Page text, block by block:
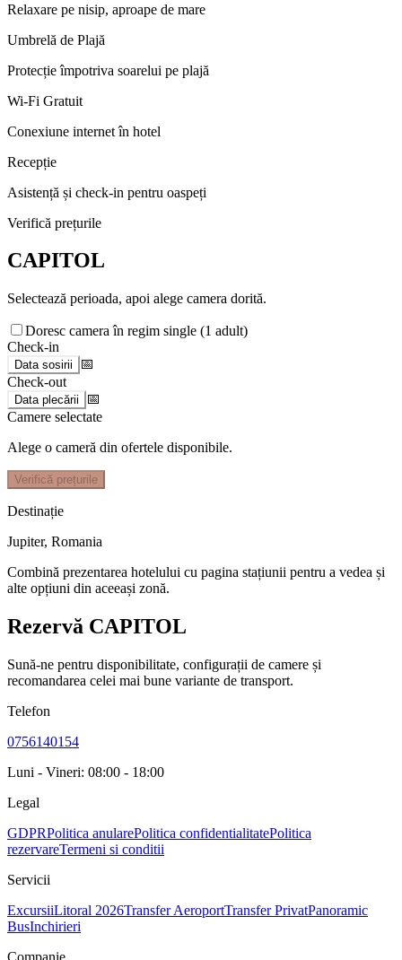
Relaxare pe nisip, aproape de mare
Umbrelă de Plajă
Protecție împotriva soarelui pe plajă
Wi-Fi Gratuit
Conexiune internet în hotel
Recepție
Asistență și check-in pentru oaspeți
Verifică prețurile
CAPITOL
Selectează perioada, apoi alege camera dorită.
Doresc camera în regim single (1 adult)
Check-in
Data sosirii
📅
Check-out
Data plecării
📅
Camere selectate
Alege o cameră din ofertele disponibile.
Verifică prețurile
Destinație
Jupiter, Romania
Combină prezentarea hotelului cu pagina stațiunii pentru a vedea și
alte opțiuni din aceeași zonă.
Rezervă CAPITOL
Sună-ne pentru disponibilitate, configurații de camere și
recomandarea celei mai bune variante de transport.
Telefon
0756140154
Luni - Vineri: 08:00 - 18:00
Legal
GDPRPolitica anularePolitica confidentialitatePolitica
rezervareTermeni si conditii
Servicii
ExcursiiLitoral 2026Transfer AeroportTransfer PrivatPanoramic
BusInchirieri